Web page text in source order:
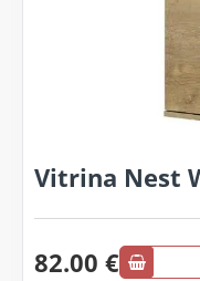
Vitrina Nest
82.00 €